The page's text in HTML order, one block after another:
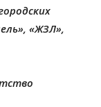
«ЖЗЛ»,